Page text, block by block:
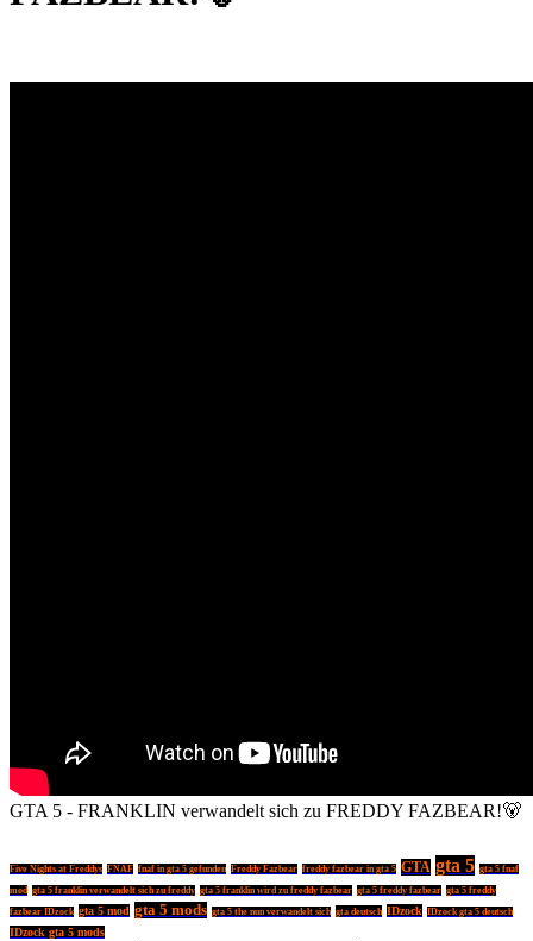
GTA 5 - FRANKLIN verwandelt sich zu FREDDY FAZBEAR!🐻
Five Nights at Freddys FNAF fnaf in gta 5 gefunden Freddy Fazbear freddy fazbear in gta 5 GTA gta 5 gta 5 fnaf
mod gta 5 franklin verwandelt sich zu freddy gta 5 franklin wird zu freddy fazbear gta 5 freddy fazbear gta 5 freddy
fazbear IDzock gta 5 mod gta 5 mods gta 5 the nun verwandelt sich gta deutsch IDzock IDzock gta 5 deutsch
IDzock gta 5 mods